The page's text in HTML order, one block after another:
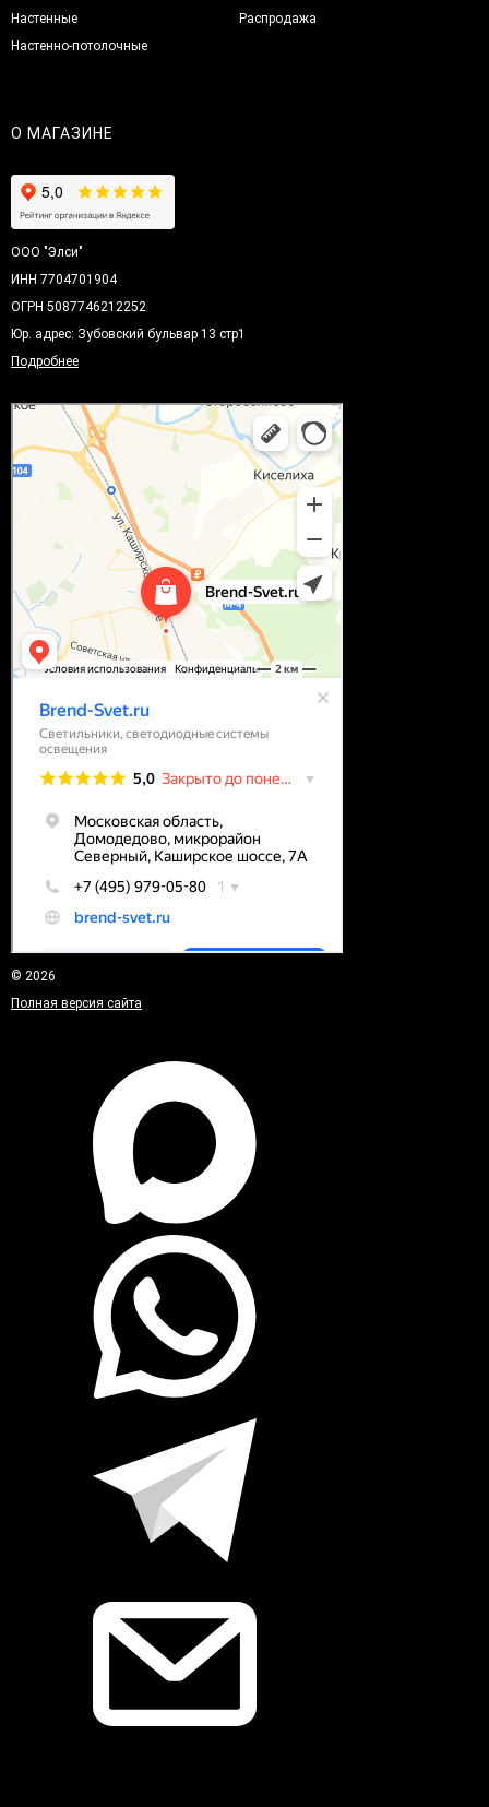
Настенные
Настенно-потолочные
Распродажа
О МАГАЗИНЕ
ООО "Элси"
ИНН 7704701904
ОГРН 5087746212252
Юр. адрес: Зубовский бульвар 13 стр1
Подробнее
© 2026
Полная версия сайта